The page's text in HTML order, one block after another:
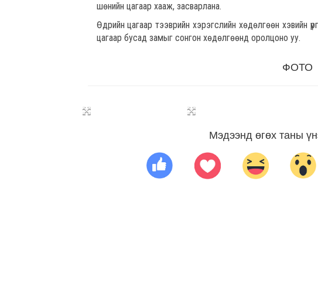
шөнийн цагаар хааж, засварлана.
Өдрийн цагаар тээврийн хэрэгслийн хөдөлгөөн хэвийн
цагаар бусад замыг сонгон хөдөлгөөнд оролцоно уу.
ФОТО
Мэдээнд өгөх таны